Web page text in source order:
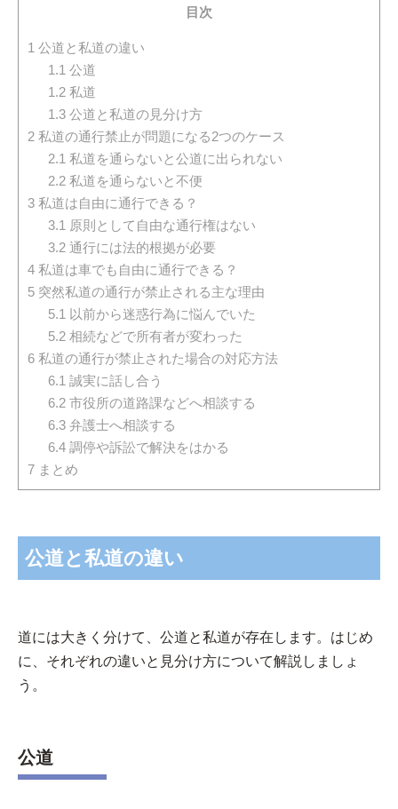
目次
1 公道と私道の違い
1.1 公道
1.2私道
1.3公道と私道の見分け方
2 私道の通行禁止が問題になる2つのケース
2.1 私道を通らないと公道に出られない
2.2私道を通らないと不便
3 私道は自由に通行できる？
3.1 原則として自由な通行権はない
3.2通行には法的根拠が必要
4 私道は車でも自由に通行できる？
5 突然私道の通行が禁止される主な理由
5.1 以前から迷惑行為に悩んでいた
5.2相続などで所有者が変わった
6 私道の通行が禁止された場合の対応方法
6.1 誠実に話し合う
6.2市役所の道路課などへ相談する
6.3弁護士へ相談する
6.4調停や訴訟で解決をはかる
7 まとめ
公道と私道の違い
道には大きく分けて、公道と私道が存在します。はじめ
に、それぞれの違いと見分け方について解説しましょ
う。
公道